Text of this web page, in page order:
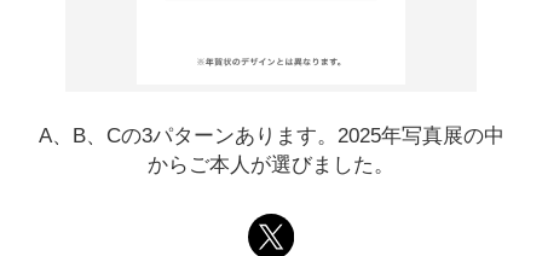
A、B、Cの3パターンあります。2025年写真展の中
からご本人が選びました。